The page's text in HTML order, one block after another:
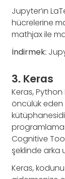
Jupyter’ın
hücrelerine
mathjax ile
İndirmek:
3. Keras
Keras,
öncülük eden
programlama
Cognitive
şeklinde arka
Keras,